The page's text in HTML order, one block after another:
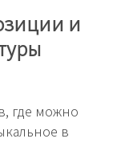
и
где можно
в